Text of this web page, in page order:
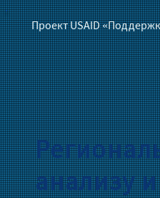
Проект USAID
анализу